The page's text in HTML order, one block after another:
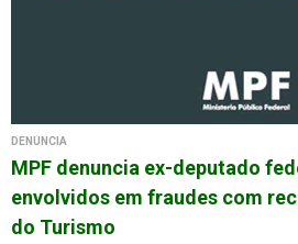
DENÚNCIA
MPF denuncia ex-deputado
envolvidos em fraudes com
do Turismo